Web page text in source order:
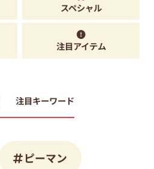
スペシャル
注目アイテム
注目キーワード
ピーマン